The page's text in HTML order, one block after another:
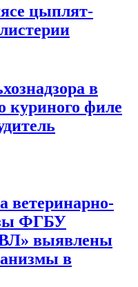
цыплят-
в
куриного филе
ветеринарно-
ФГБУ
выявлены
в